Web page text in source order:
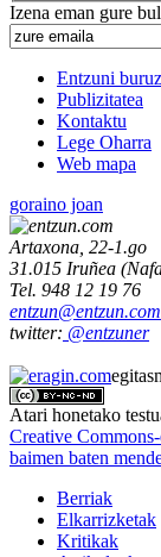
Izena eman gure
Entzuni buruz
Publizitatea
Kontaktu
Lege Oharra
Web mapa
goraino joan
Artaxona, 22-1.go
31.015 Iruñea (
Tel. 948 12 19 76
entzun@entzun.com
twitter: @entzuner
Atari honetako
Creative
baimen baten
Berriak
Elkarrizketak
Kritikak